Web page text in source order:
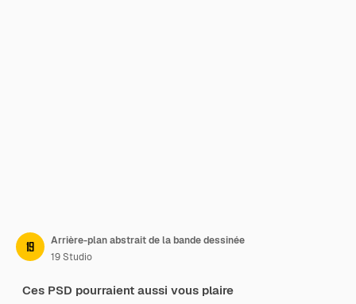
Arrière-plan abstrait de la bande dessinée
19 Studio
Ces PSD pourraient aussi vous plaire